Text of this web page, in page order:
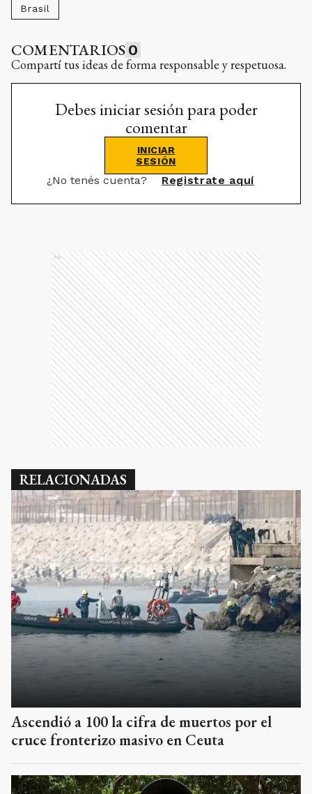
Brasil
COMENTARIOS 0
Compartí tus ideas de forma responsable y respetuosa.
Debes iniciar sesión para poder
comentar
INICIAR
SESIÓN
¿No tenés cuenta? Registrate aquí
Ads
RELACIONADAS
Ascendió a 100 la cifra de muertos por el
cruce fronterizo masivo en Ceuta